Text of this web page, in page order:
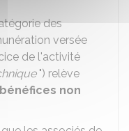
des
versée
de l'activité
") relève
bénéfices non